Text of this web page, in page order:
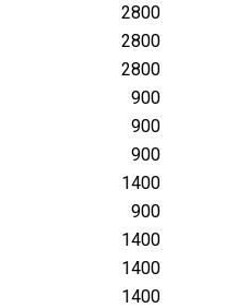
2800
2800
2800
900
900
900
1400
900
1400
1400
1400